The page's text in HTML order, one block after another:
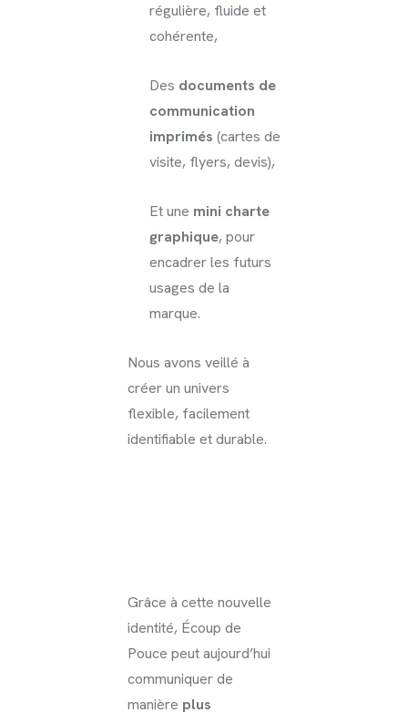
régulière, fluide et
cohérente,
Des documents de
communication
imprimés (cartes de
visite, flyers, devis),
Et une mini charte
graphique, pour
encadrer les futurs
usages de la
marque.
Nous avons veillé à
créer un univers
flexible, facilement
identifiable et durable.
Grâce à cette nouvelle
identité, Écoup de
Pouce peut aujourd’hui
communiquer de
manière plus